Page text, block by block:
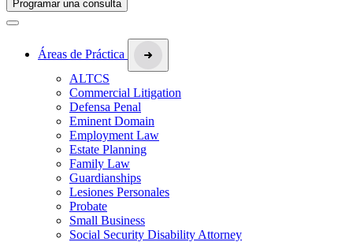
Programar una consulta
Áreas de Práctica
ALTCS
Commercial Litigation
Defensa Penal
Eminent Domain
Employment Law
Estate Planning
Family Law
Guardianships
Lesiones Personales
Probate
Small Business
Social Security Disability Attorney